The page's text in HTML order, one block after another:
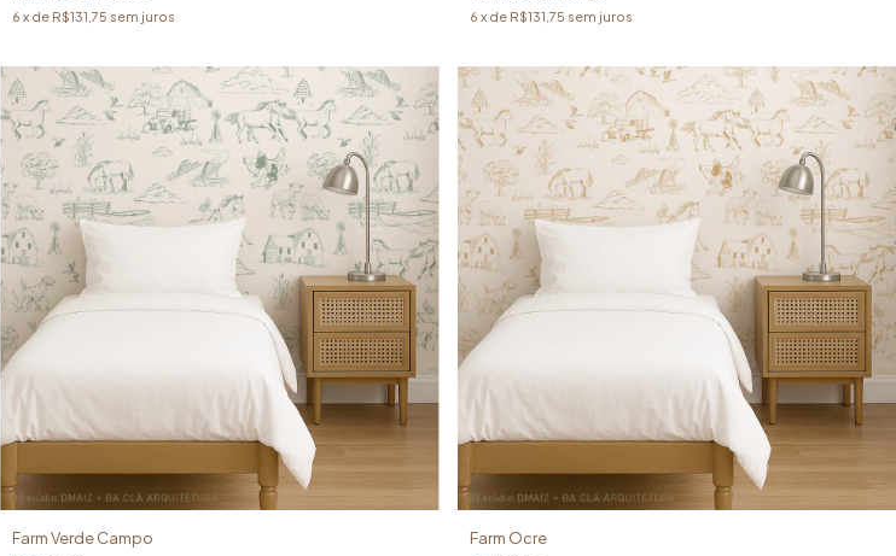
6 x de R$131,75 sem juros
6 x de R$131,75 sem juros
Farm Verde Campo Farm Ocre